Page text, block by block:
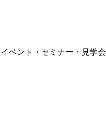
イベント・セミナー・見学会